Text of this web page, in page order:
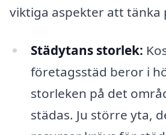
viktiga aspekter att tänka
Städytans storlek:
företagsstäd beror i
storleken på det
städas. Ju större yta,